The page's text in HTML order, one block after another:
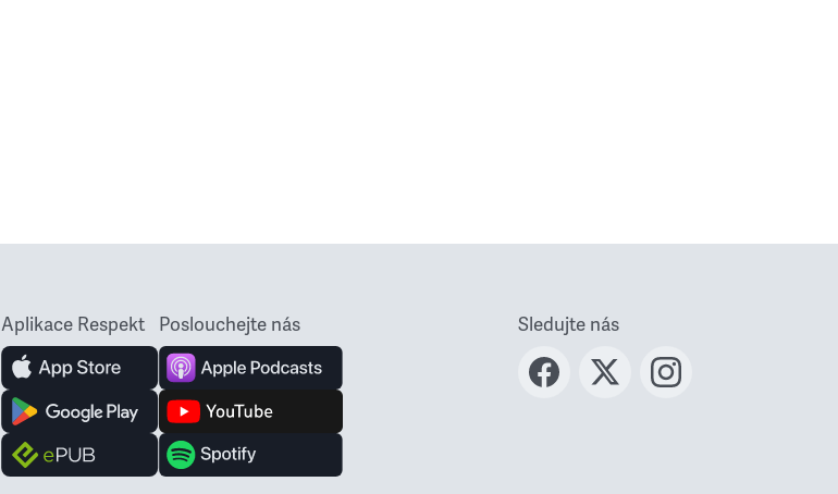
Aplikace Respekt Poslouchejte nás Sledujte nás